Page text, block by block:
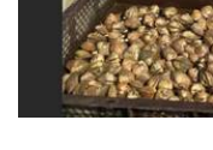
هول لعلوم
الصناعة